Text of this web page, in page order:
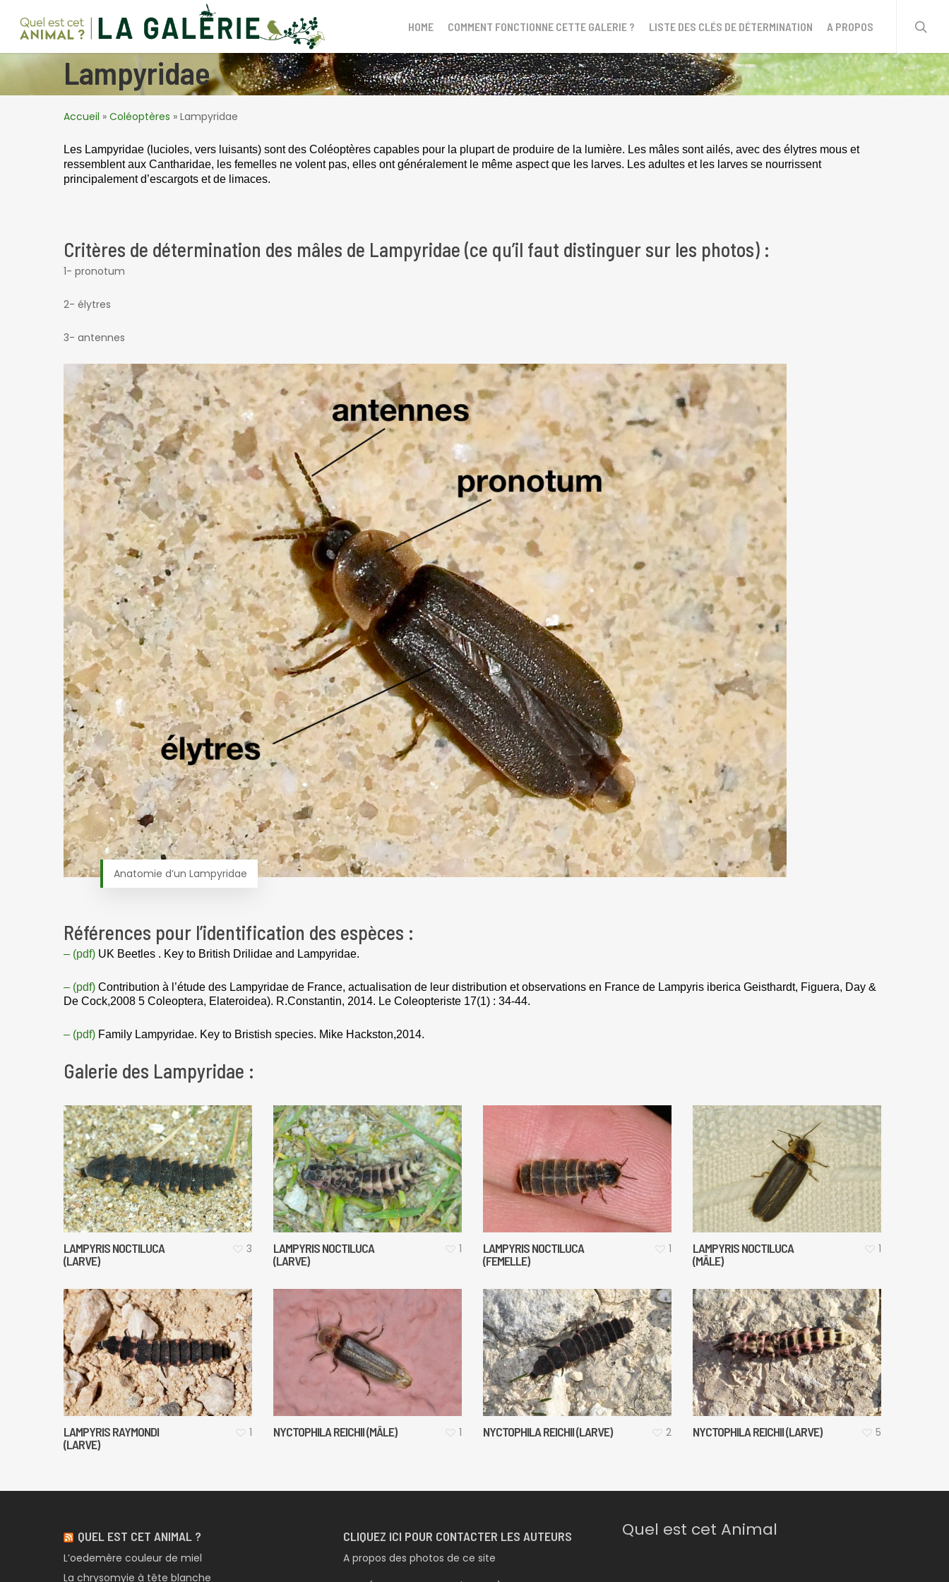
main
HOME COMMENT FONCTIONNE CETTE GALERIE ? LISTE DES CLÉS DE DÉTERMINATION A PROPOS
Lampyridae
Accueil » Coléoptères » Lampyridae
Les Lampyridae (lucioles, vers luisants) sont des Coléoptères capables pour la plupart de produire de la lumière. Les mâles sont ailés, avec des élytres mous et
ressemblent aux Cantharidae, les femelles ne volent pas, ellesontgénéralement le même aspect que les larves. Les adultes et les larves se nourrissent
principalement d’escargots et de limaces.
Critères de détermination des mâles de Lampyridae (ce qu’il faut distinguer sur les photos) :
1- pronotum
2- élytres
3- antennes
Anatomie d’un Lampyridae
Références pour l’identification des espèces :
– (pdf) UK Beetles . Key to British Drilidae and Lampyridae.
– (pdf) Contribution à l’étude des Lampyridae de France, actualisation de leur distribution et observations en France de Lampyris iberica Geisthardt, Figuera, Day &
De Cock,2008 5 Coleoptera, Elateroidea). R.Constantin, 2014. Le Coleopteriste 17(1) : 34-44.
– (pdf) Family Lampyridae. Key to Bristish species. Mike Hackston,2014.
Galerie des Lampyridae :
LAMPYRIS NOCTILUCA
(LARVE)
3
LAMPYRIS NOCTILUCA
(LARVE)
1
LAMPYRIS NOCTILUCA
(FEMELLE)
1
LAMPYRIS NOCTILUCA
(MÂLE)
1
LAMPYRIS RAYMONDI
(LARVE)
1 NYCTOPHILA REICHII (MÂLE) 1 NYCTOPHILA REICHII (LARVE) 2 NYCTOPHILA REICHII (LARVE) 5
QUEL EST CET ANIMAL ?
L’oedemère couleur de miel
La chrysomyie à tête blanche
CLIQUEZ ICI POUR CONTACTER LES AUTEURS
A propos des photos de ce site
Quel est cet Animal